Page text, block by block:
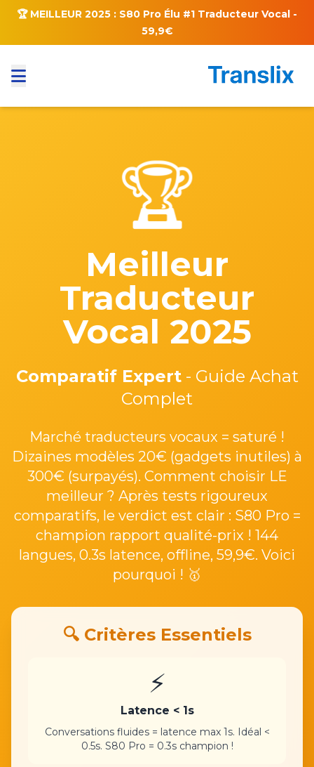
🏆 MEILLEUR 2025 : S80 Pro Élu #1 Traducteur Vocal -
59,9€
🏆
Meilleur
Traducteur
Vocal 2025
Comparatif Expert- Guide Achat
Complet
Marché traducteurs vocaux = saturé !
Dizaines modèles 20€ (gadgets inutiles) à
300€ (surpayés). Comment choisir LE
meilleur ? Après tests rigoureux
comparatifs, le verdict est clair : S80 Pro =
champion rapport qualité-prix ! 144
langues, 0.3s latence, offline, 59,9€. Voici
pourquoi ! 🥇
🔍 Critères Essentiels
⚡
Latence < 1s
Conversations fluides = latence max 1s. Idéal <
0.5s. S80 Pro = 0.3s champion !